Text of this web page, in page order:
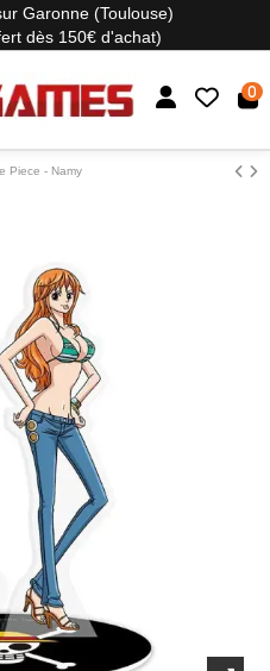
Garonne (Toulouse)
dès 150€ d'achat)
0
Piece - Namy